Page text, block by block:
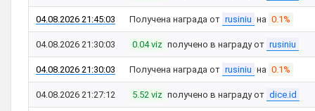
04.08.2026 21:45:03 Получена награда от rusiniu на 0.1%
04.08.2026 21:30:03 0.04 viz получено в награду от rusiniu
04.08.2026 21:30:03 Получена награда от rusiniu на 0.1%
04.08.2026 21:27:12 5.52 viz получено в награду от dice.id